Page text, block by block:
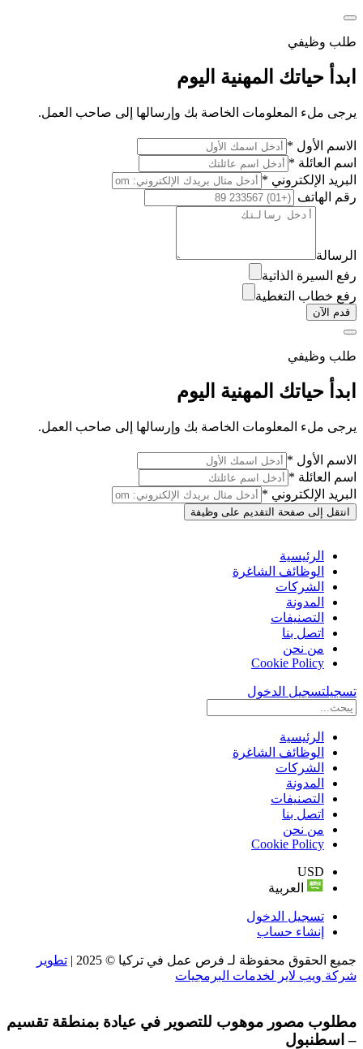
طلب وظيفي
ابدأ حياتك المهنية اليوم
يرجى ملء المعلومات الخاصة بك وإرسالها إلى صاحب العمل.
الاسم الأول *
اسم العائلة *
البريد الإلكتروني *
رقم الهاتف
الرسالة
رفع السيرة الذاتية
رفع خطاب التغطية
قدم الآن
طلب وظيفي
ابدأ حياتك المهنية اليوم
يرجى ملء المعلومات الخاصة بك وإرسالها إلى صاحب العمل.
الاسم الأول *
اسم العائلة *
البريد الإلكتروني *
انتقل إلى صفحة التقديم على وظيفة
الرئيسية
الوظائف الشاغرة
الشركات
المدونة
التصنيفات
اتصل بنا
من نحن
Cookie Policy
تسجيلتسجيل الدخول
الرئيسية
الوظائف الشاغرة
الشركات
المدونة
التصنيفات
اتصل بنا
من نحن
Cookie Policy
USD
العربية
تسجيل الدخول
إنشاء حساب
جميع الحقوق محفوظة لـ فرص عمل في تركيا © 2025 |
تطوير
شركة ويب لاير لخدمات البرمجيات
مطلوب مصور موهوب للتصوير في عيادة بمنطقة تقسيم
– اسطنبول